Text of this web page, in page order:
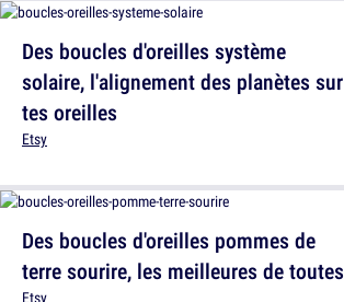
Des boucles d'oreilles système
solaire, l'alignement des planètes sur
tes oreilles
Etsy
Des boucles d'oreilles pommes de
terre sourire, les meilleures de toutes
Etsy